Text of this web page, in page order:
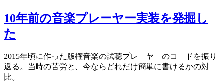
10年前の音楽プレーヤー実装を発掘し
た
2015年頃に作った版権音楽の試聴プレーヤーのコードを振り
返る。当時の苦労と、今ならどれだけ簡単に書けるかの対
比。